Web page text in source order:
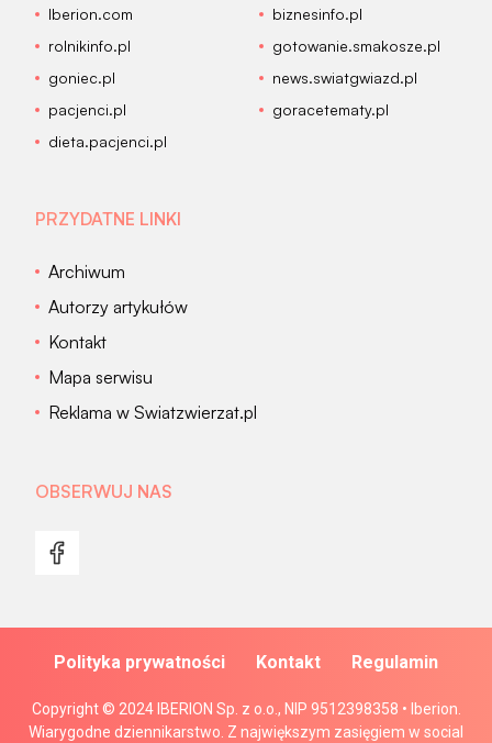
Iberion.com
biznesinfo.pl
rolnikinfo.pl
gotowanie.smakosze.pl
goniec.pl
news.swiatgwiazd.pl
pacjenci.pl
goracetematy.pl
dieta.pacjenci.pl
PRZYDATNE LINKI
Archiwum
Autorzy artykułów
Kontakt
Mapa serwisu
Reklama w Swiatzwierzat.pl
OBSERWUJ NAS
Copyright © 2024 IBERION Sp. z o.o., NIP 9512398358 • Iberion.
Wiarygodne dziennikarstwo. Z największym zasięgiem w social
Polityka prywatności Kontakt Regulamin